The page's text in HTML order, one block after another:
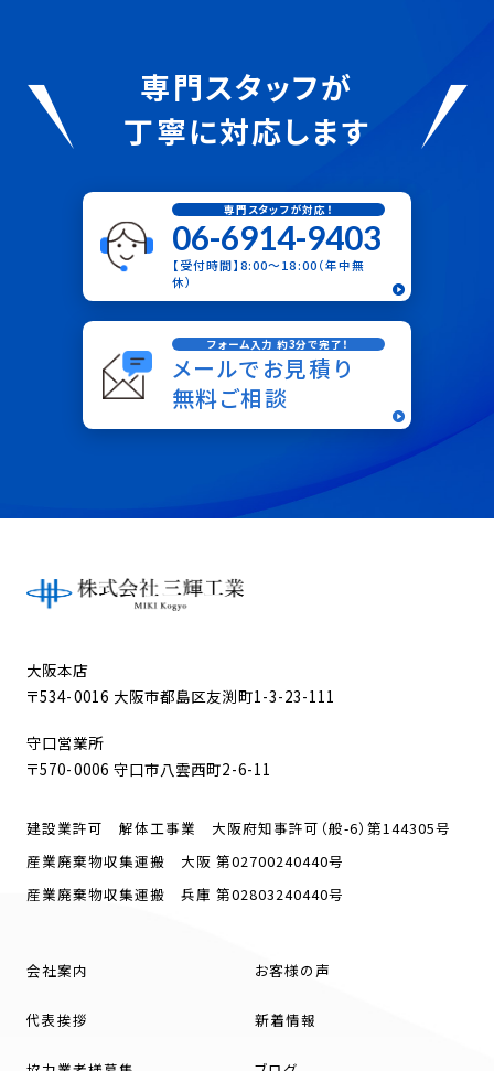
専門スタッフが
丁寧に対応します
専門スタッフが対応！
06-6914-9403
【受付時間】8:00〜18:00（年中無
休）
フォーム入力 約3分で完了！
メールでお見積り
無料ご相談
大阪本店
〒534-0016 大阪市都島区友渕町1-3-23-111
守口営業所
〒570-0006 守口市八雲西町2-6-11
建設業許可 解体工事業 大阪府知事許可（般-6）第144305号
産業廃棄物収集運搬 大阪 第02700240440号
産業廃棄物収集運搬 兵庫 第02803240440号
会社案内
代表挨拶
お客様の声
新着情報